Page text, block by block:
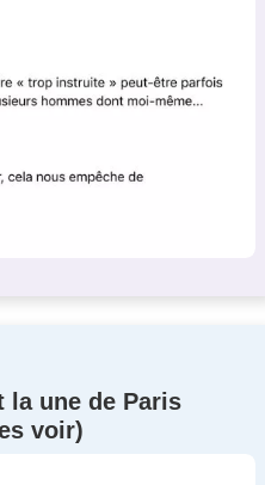
la une de Paris
voir)